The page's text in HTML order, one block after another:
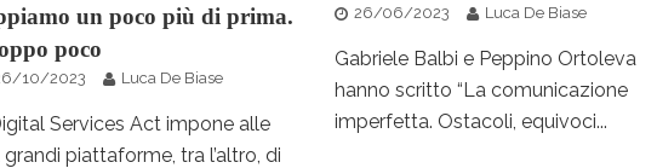
un poco più di prima.
poco
10/2023 Luca De Biase
Services Act impone alle
grandi piattaforme, tra l’altro, di
26/06/2023 Luca De Biase
Gabriele Balbi e Peppino Ortoleva
hanno scritto “La comunicazione
imperfetta. Ostacoli, equivoci...